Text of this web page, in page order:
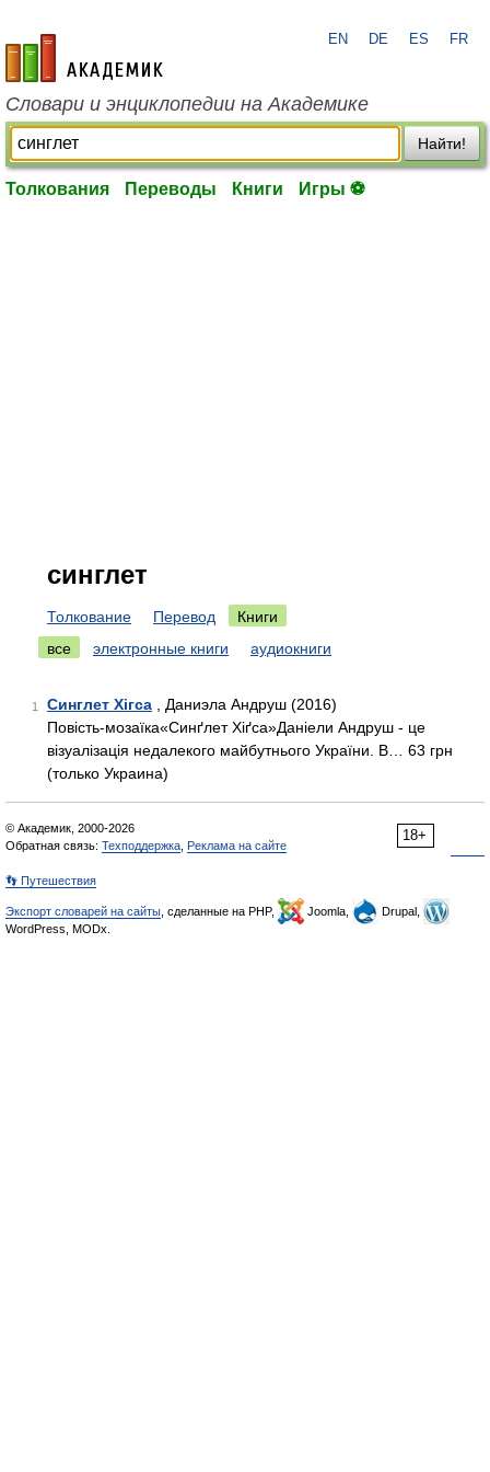
academic.ru
EN DE ES FR
Словари и энциклопедии на Академике
Найти!
Толкования Переводы Книги Игры ⚽
синглет
Толкование Перевод
Книги
все
электронные книги аудиокниги
1 Синглет Хігса , Даниэла Андруш (2016)
Повість-мозаїка«Синґлет Хіґса»Даніели Андруш - це
візуалізація недалекого майбутнього України. В… 63 грн
(только Украина)
18+
© Академик, 2000-2026
Обратная связь: Техподдержка Реклама на сайте
👣 Путешествия
Экспорт словарей на сайты , сделанные на PHP, Joomla,
Drupal,
WordPress, MODx.